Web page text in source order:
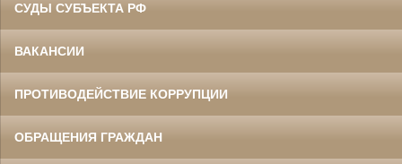
СУДЫ СУБЪЕКТА РФ
ВАКАНСИИ
ПРОТИВОДЕЙСТВИЕ КОРРУПЦИИ
ОБРАЩЕНИЯ ГРАЖДАН